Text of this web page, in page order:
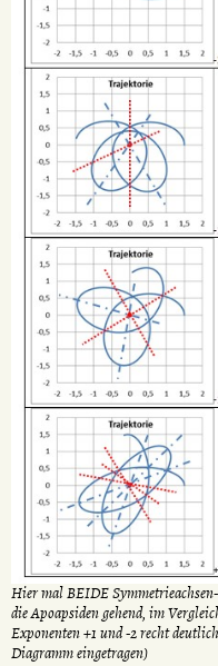
Hier mal BEIDE
die Apoapsiden gehend, im
Exponenten +1 und -2 recht
Diagramm eingetragen)